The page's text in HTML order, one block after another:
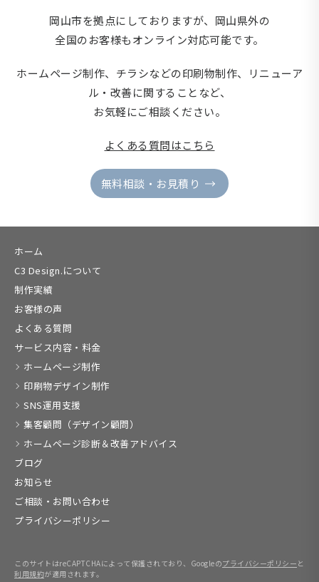
岡山市を拠点にしておりますが、岡山県外の
全国のお客様もオンライン対応可能です。
ホームページ制作、チラシなどの印刷物制作、
リニューア
ル・改善に関することなど、
お気軽にご相談ください。
よくある質問はこちら
無料相談・お見積り
ホーム
C3 Design.について
制作実績
お客様の声
よくある質問
サービス内容・料金
ホームページ制作
印刷物デザイン制作
SNS運用支援
集客顧問（デザイン顧問）
ホームページ診断＆改善アドバイス
ブログ
お知らせ
ご相談・お問い合わせ
プライバシーポリシー
このサイトはreCAPTCHAによって保護されており、Googleのプライバシーポリシー と
利用規約が適用されます。